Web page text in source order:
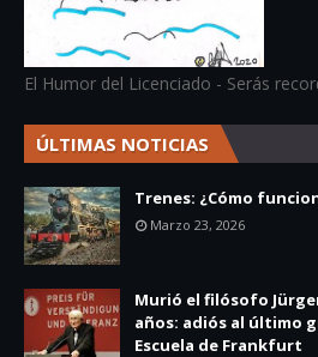
El Humor del Licenciado - Serás
ÚLTIMAS NOTICIAS
Trenes: ¿Cómo
Marzo 23, 2026
Murió el filósofo
años: adiós al último
Escuela de Frankfurt